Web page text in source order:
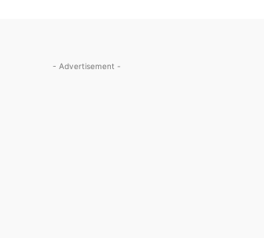
- Advertisement -